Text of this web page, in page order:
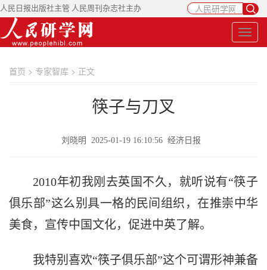
人民日报出版社主管 人民周刊杂志社主办
首页 > 专家智库 > 正文
筷子与刀叉
刘晓明 2025-01-19 16:10:56 经济日报
2010年初我刚去英国不久，就听说有“筷子
俱乐部”这么别具一格的民间组织，在推崇中华
美食，宣传中国文化，促进中英了解。
我特别喜欢“筷子俱乐部”这个可谓形神兼备